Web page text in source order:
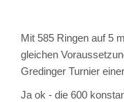
Mit 585 Ringen auf 5
gleichen
Gredinger Turnier
Ja ok - die 600